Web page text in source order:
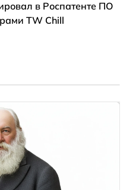
в Роспатенте ПО
TW Chill